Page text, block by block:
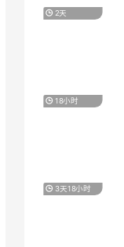
2天
18小时
3天18小时